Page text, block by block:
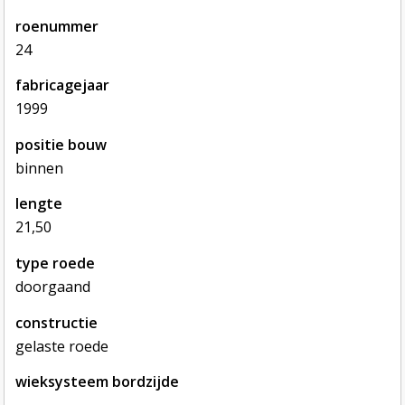
roenummer
24
fabricagejaar
1999
positie bouw
binnen
lengte
21,50
type roede
doorgaand
constructie
gelaste roede
wieksysteem bordzijde